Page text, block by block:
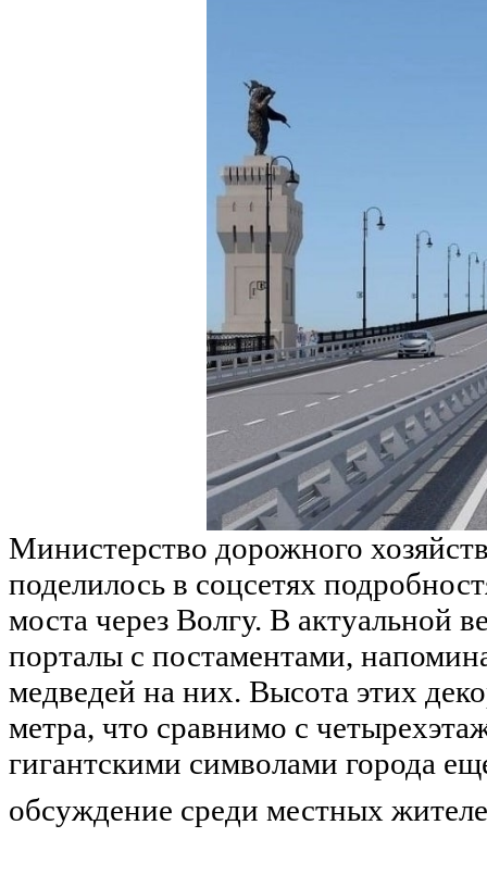
Министерство дорожного
поделилось в соцсетях
моста через Волгу. В актуальной
порталы с постаментами,
медведей на них. Высота этих
метра, что сравнимо с
гигантскими символами города
обсуждение среди местных